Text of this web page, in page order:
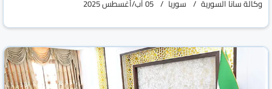
وكالة سانا السورية سوريا 05 آب/أغسطس 2025